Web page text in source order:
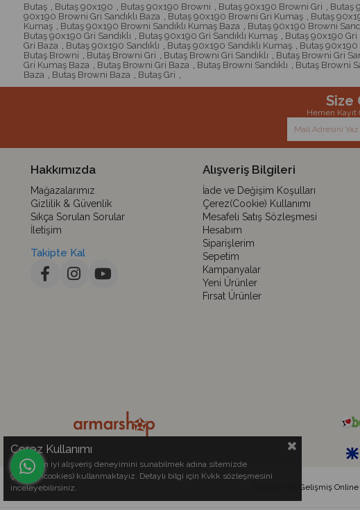
Butaş
Butaş 90x190 Butaş 90x190 Browni Butaş 90x190 Browni Gri Butaş
90x190 Browni Gri Sandıklı Baza
Butaş 90x190 Browni Gri Kumaş Butaş
Kumaş
Butaş 90x190 Browni Sandıklı Kumaş Baza Butaş 90x190 Browni
Butaş 90x190 Gri Sandıklı
Butaş 90x190 Gri Sandıklı Kumaş Butaş 90x190 Gri
Gri Baza
Butaş 90x190 Sandıklı Butaş 90x190 Sandıklı Kumaş Butaş 90x190
Butaş Browni
Butaş Browni Gri Butaş Browni Gri Sandıklı Butaş Browni Gri
Gri Kumaş Baza
Butaş Browni Gri Baza Butaş Browni Sandıklı Butaş Browni
Baza
Butaş Browni Baza Butaş Gri
Size
Hemen Kayıt
Hakkımızda
Mağazalarımız
Gizlilik & Güvenlik
Sıkça Sorulan Sorular
İletişim
Takipte Kal
Alışveriş Bilgileri
İade ve Değişim Koşulları
Çerez(Cookie) Kullanımı
Mesafeli Satış Sözleşmesi
Hesabım
Siparişlerim
Sepetim
Kampanyalar
Yeni Ürünler
Fırsat Ürünler
Kıbrıs'ın En Gelişmiş
Çerez Kullanımı
Sizlere en iyi alışveriş deneyimini sunabilmek adına sitemizde
çerezler(cookies) kullanmaktayız. Detaylı bilgi için Kvkk sözleşmesini
inceleyebilirsiniz.